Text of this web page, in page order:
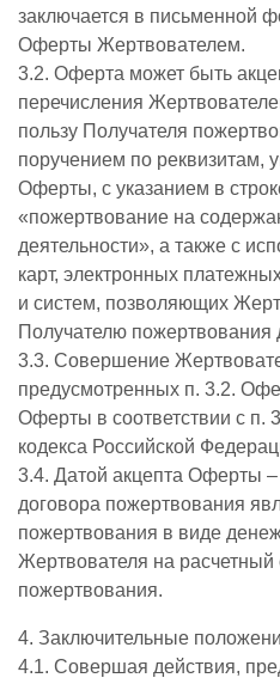
заключается в письменной
Оферты Жертвователем.
3.2. Оферта может быть
перечисления
пользу Получателя
поручением по реквизитам,
Оферты, с указанием в
«пожертвование на
деятельности», а также с
карт, электронных
и систем, позволяющих
Получателю пожертвования
3.3. Совершение
предусмотренных п. 3.2.
Оферты в соответствии с п.
кодекса Российской
3.4. Датой акцепта Оферты –
договора пожертвования
пожертвования в виде
Жертвователя на расчетный
пожертвования.
4. Заключительные
4.1. Совершая действия,